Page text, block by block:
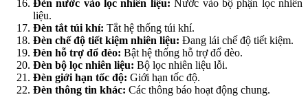
Đèn nước vào lọc nhiên liệu: Nước vào bộ phận lọc nhiên
liệu.
Đèn tắt túi khí: Tắt hệ thống túi khí.
Đèn chế độ tiết kiệm nhiên liệu: Đang lái chế độ tiết kiệm.
Đèn hỗ trợ đổ đèo: Bật hệ thống hỗ trợ đổ đèo.
Đèn bộ lọc nhiên liệu: Bộ lọc nhiên liệu lỗi.
Đèn giới hạn tốc độ: Giới hạn tốc độ.
Đèn thông tin khác: Các thông báo hoạt động chung.